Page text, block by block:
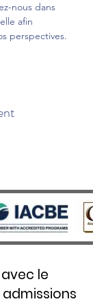
nous dans
afin
perspectives.
avec le